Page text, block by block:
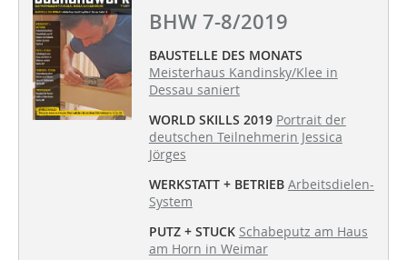
BHW 7-8/2019
BAUSTELLE DES MONATS
Meisterhaus Kandinsky/Klee in
Dessau saniert
WORLD SKILLS 2019 Portrait der
deutschen Teilnehmerin Jessica
Jörges
WERKSTATT + BETRIEB Arbeitsdielen-
System
PUTZ + STUCK Schabeputz am Haus
am Horn in Weimar